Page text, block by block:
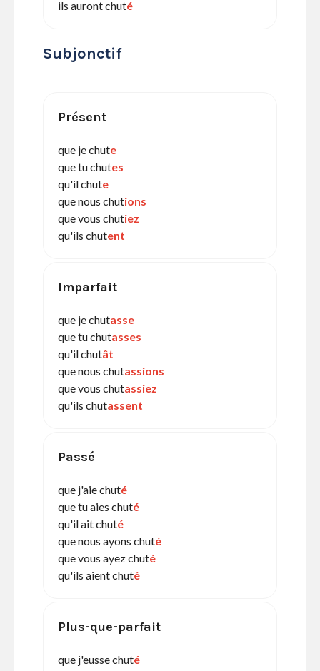
ils auront chuté
Subjonctif
Présent
que je chute
que tu chutes
qu'il chute
que nous chutions
que vous chutiez
qu'ils chutent
Imparfait
que je chutasse
que tu chutasses
qu'il chutât
que nous chutassions
que vous chutassiez
qu'ils chutassent
Passé
que j'aie chuté
que tu aies chuté
qu'il ait chuté
que nous ayons chuté
que vous ayez chuté
qu'ils aient chuté
Plus-que-parfait
que j'eusse chuté